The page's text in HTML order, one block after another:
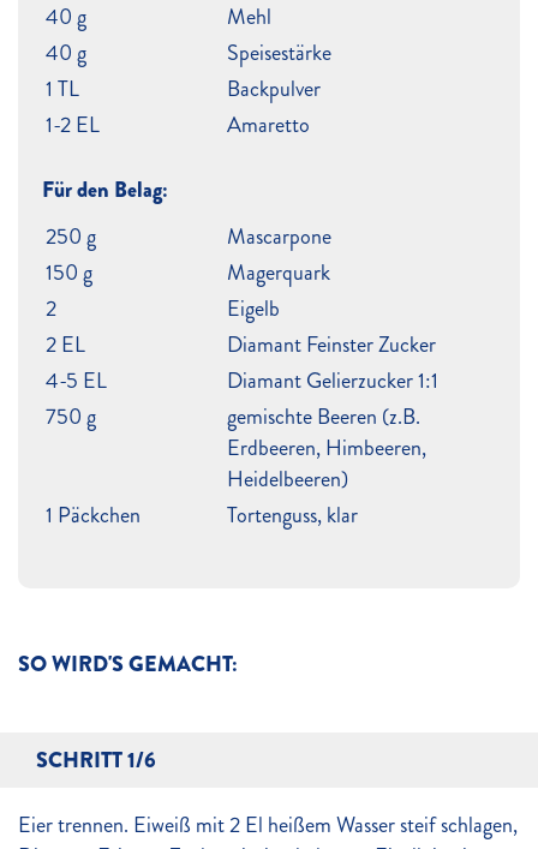
SO WIRD'S GEMACHT:
SCHRITT 1/6
Eier trennen. Eiweiß mit 2 El heißem Wasser steif schlagen,
40 g
Mehl
40 g
Speisestärke
1 TL
Backpulver
1-2 EL
Amaretto
Für den Belag:
250 g
Mascarpone
150 g
Magerquark
2
Eigelb
2 EL
Diamant Feinster Zucker
4-5 EL
Diamant Gelierzucker 1:1
750 g
gemischte Beeren (z.B.
Erdbeeren, Himbeeren,
Heidelbeeren)
1 Päckchen
Tortenguss, klar